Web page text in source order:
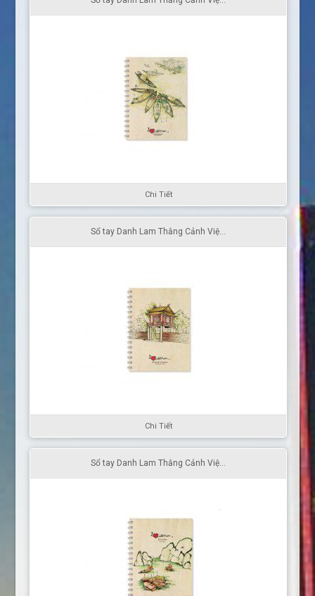
Chi Tiết
Sổ tay Danh Lam Thắng Cảnh Việ...
Chi Tiết
Sổ tay Danh Lam Thắng Cảnh Việ...